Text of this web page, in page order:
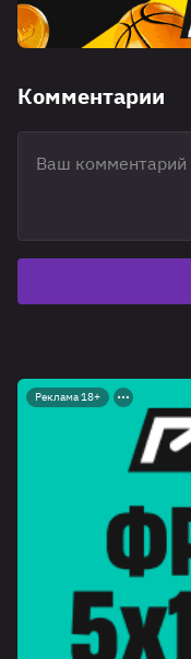
Комментарии
Реклама 18+